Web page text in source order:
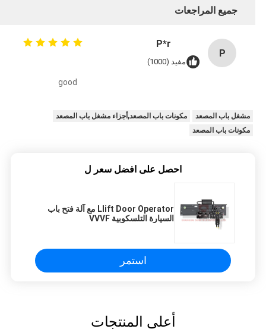
جميع المراجعات
P
P*r
مفيد (1000)
good
مشغل باب المصعد
مكونات باب المصعد,أجزاء مشغل باب المصعد
مكونات باب المصعد
احصل على افضل سعر ل
Llift Door Operator مع آلة فتح باب
السيارة التلسكوبية VVVF
استمر
أعلى المنتجات